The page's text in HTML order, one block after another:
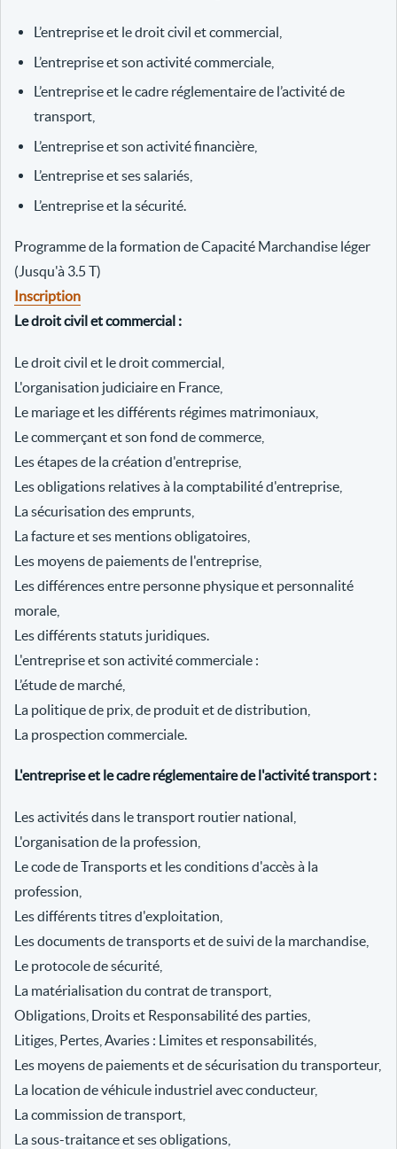
L’entreprise et le droit civil et commercial,
L’entreprise et son activité commerciale,
L’entreprise et le cadre réglementaire de l’activité de
transport,
L’entreprise et son activité financière,
L’entreprise et ses salariés,
L’entreprise et la sécurité.
Programme de la formation de Capacité Marchandise léger
(Jusqu'à 3.5 T)
Inscription
Le droit civil et commercial :
Le droit civil et le droit commercial,
L'organisation judiciaire en France,
Le mariage et les différents régimes matrimoniaux,
Le commerçant et son fond de commerce,
Les étapes de la création d'entreprise,
Les obligations relatives à la comptabilité d'entreprise,
La sécurisation des emprunts,
La facture et ses mentions obligatoires,
Les moyens de paiements de l'entreprise,
Les différences entre personne physique et personnalité
morale,
Les différents statuts juridiques.
L'entreprise et son activité commerciale :
L’étude de marché,
La politique de prix, de produit et de distribution,
La prospection commerciale.
L'entreprise et le cadre réglementaire de l'activité transport :
Les activités dans le transport routier national,
L'organisation de la profession,
Le code de Transports et les conditions d'accès à la
profession,
Les différents titres d'exploitation,
Les documents de transports et de suivi de la marchandise,
Le protocole de sécurité,
La matérialisation du contrat de transport,
Obligations, Droits et Responsabilité des parties,
Litiges, Pertes, Avaries : Limites et responsabilités,
Les moyens de paiements et de sécurisation du transporteur,
La location de véhicule industriel avec conducteur,
La commission de transport,
La sous-traitance et ses obligations,